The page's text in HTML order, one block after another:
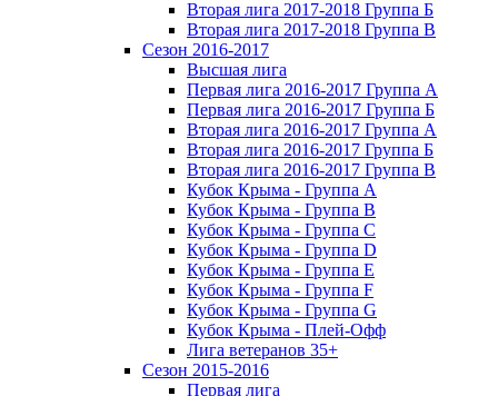
Вторая лига 2017-2018 Группа Б
Вторая лига 2017-2018 Группа В
Сезон 2016-2017
Высшая лига
Первая лига 2016-2017 Группа А
Первая лига 2016-2017 Группа Б
Вторая лига 2016-2017 Группа А
Вторая лига 2016-2017 Группа Б
Вторая лига 2016-2017 Группа В
Кубок Крыма - Группа A
Кубок Крыма - Группа B
Кубок Крыма - Группа C
Кубок Крыма - Группа D
Кубок Крыма - Группа E
Кубок Крыма - Группа F
Кубок Крыма - Группа G
Кубок Крыма - Плей-Офф
Лига ветеранов 35+
Сезон 2015-2016
Первая лига